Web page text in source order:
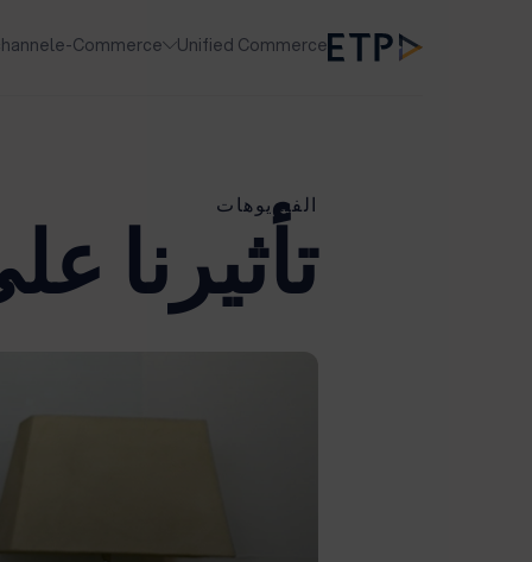
Unified Commerce
e-Commerce
الفيديوهات
تأثيرنا